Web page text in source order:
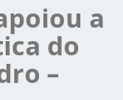
a
do
–